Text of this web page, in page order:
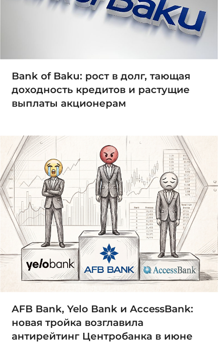
Bank of Baku: рост в долг, тающая
доходность кредитов и растущие
выплаты акционерам
AFB Bank, Yelo Bank и AccessBank:
новая тройка возглавила
антирейтинг Центробанка в июне